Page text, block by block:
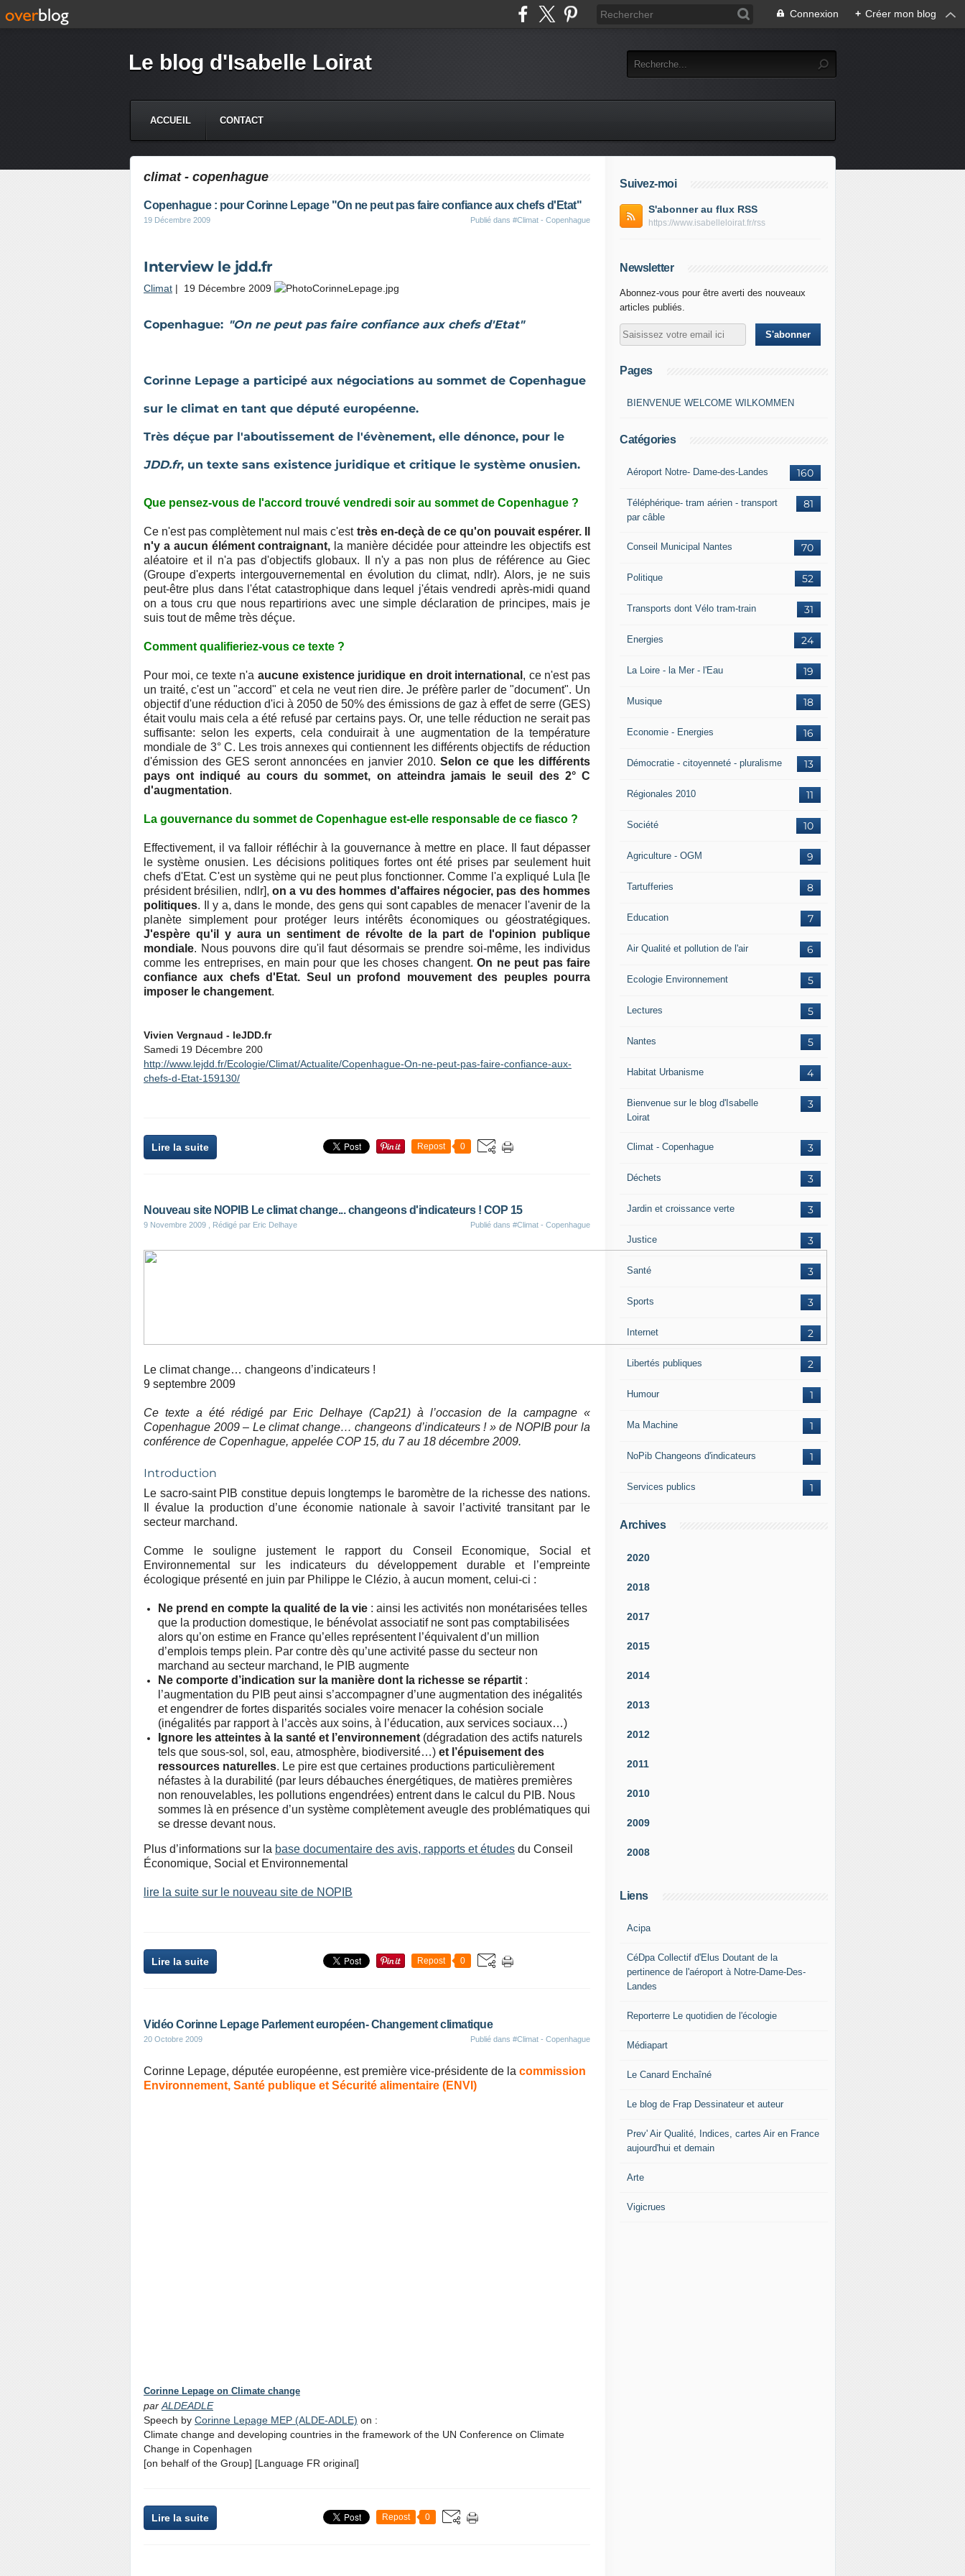
Connexion + Créer mon blog
Le blog d'Isabelle Loirat
ACCUEIL CONTACT
climat - copenhague
Copenhague : pour Corinne Lepage "On ne peut pas faire confiance aux chefs d'Etat"
19 Décembre 2009 Publié dans #Climat - Copenhague
Interview le jdd.fr
Climat | 19 Décembre 2009
Copenhague: "On ne peut pas faire confiance aux chefs d'Etat"
Corinne Lepage a participé aux négociations au sommet de Copenhague
sur le climat en tant que député européenne.
Très déçue par l'aboutissement de l'évènement, elle dénonce, pour le
JDD.fr, un texte sans existence juridique et critique le système onusien.
Que pensez-vous de l'accord trouvé vendredi soir au sommet de Copenhague ?
Ce n'est pas complètement nul mais c'est très en-deçà de ce qu'on pouvait espérer. Il
n'y a aucun élément contraignant, la manière décidée pour atteindre les objectifs est
aléatoire et il n'a pas d'objectifs globaux. Il n'y a pas non plus de référence au Giec
(Groupe d'experts intergouvernemental en évolution du climat, ndlr). Alors, je ne suis
peut-être plus dans l'état catastrophique dans lequel j'étais vendredi après-midi quand
on a tous cru que nous repartirions avec une simple déclaration de principes, mais je
suis tout de même très déçue.
Comment qualifieriez-vous ce texte ?
Pour moi, ce texte n'aaucune existence juridique en droit international , ce n'est pas
un traité, c'est un "accord" et cela ne veut rien dire. Je préfère parler de "document". Un
objectif d'une réduction d'ici à 2050 de 50% des émissions de gaz à effet de serre (GES)
était voulu mais cela a été refusé par certains pays. Or, une telle réduction ne serait pas
suffisante: selon les experts, cela conduirait à une augmentation de la température
mondiale de 3° C. Les trois annexes qui contiennent les différents objectifs de réduction
d'émission des GES seront annoncées en janvier 2010. Selon ce que les différents
pays ont indiqué au cours du sommet, on atteindra jamais le seuil des 2° C
d'augmentation.
La gouvernance du sommet de Copenhague est-elle responsable de ce fiasco ?
Effectivement, il va falloir réfléchir à la gouvernance à mettre en place. Il faut dépasser
le système onusien. Les décisions politiques fortes ont été prises par seulement huit
chefs d'Etat. C'est un système qui ne peut plus fonctionner. Comme l'a expliqué Lula [le
président brésilien, ndlr], on a vu des hommes d'affaires négocier, pas des hommes
politiques. Il y a, dans le monde, des gens qui sont capables de menacer l'avenir de la
planète simplement pour protéger leurs intérêts économiques ou géostratégiques.
J'espère qu'il y aura un sentiment de révolte de la part de l'opinion publique
mondiale. Nous pouvons dire qu'il faut désormais se prendre soi-même, les individus
comme les entreprises, en main pour que les choses changent.On ne peut pas faire
confiance aux chefs d'Etat. Seul un profond mouvement des peuples pourra
imposer le changement.
Vivien Vergnaud - leJDD.fr
Samedi 19 Décembre 200
http://www.lejdd.fr/Ecologie/Climat/Actualite/Copenhague-On-ne-peut-pas-faire-confiance-aux-
chefs-d-Etat-159130/
Lire la suite Repost 0
Nouveau site NOPIB Le climat change... changeons d'indicateurs ! COP 15
9 Novembre 2009 , Rédigé par Eric Delhaye Publié dans #Climat - Copenhague
Le climat change… changeons d’indicateurs !
9 septembre 2009
Ce texte a été rédigé par Eric Delhaye (Cap21) à l’occasion de la campagne «
Copenhague 2009 – Le climat change… changeons d’indicateurs ! » de NOPIB pour la
conférence de Copenhague, appelée COP 15, du 7 au 18 décembre 2009.
Introduction
Le sacro-saint PIB constitue depuis longtemps le baromètre de la richesse des nations.
Il évalue la production d’une économie nationale à savoir l’activité transitant par le
secteur marchand.
Comme le souligne justement le rapport du Conseil Economique, Social et
Environnemental sur les indicateurs du développement durable et l’empreinte
écologique présenté en juin par Philippe le Clézio, à aucun moment, celui-ci :
Ne prend en compte la qualité de la vie : ainsi les activités non monétarisées telles
que la production domestique, le bénévolat associatif ne sont pas comptabilisées
alors qu’on estime en France qu’elles représentent l’équivalent d’un million
d’emplois temps plein. Par contre dès qu’une activité passe du secteur non
marchand au secteur marchand, le PIB augmente
Ne comporte d’indication sur la manière dont la richesse se répartit :
l’augmentation du PIB peut ainsi s’accompagner d’une augmentation des inégalités
et engendrer de fortes disparités sociales voire menacer la cohésion sociale
(inégalités par rapport à l’accès aux soins, à l’éducation, aux services sociaux…)
Ignore les atteintes à la santé et l’environnement (dégradation des actifs naturels
tels que sous-sol, sol, eau, atmosphère, biodiversité…) et l’épuisement des
ressources naturelles. Le pire est que certaines productions particulièrement
néfastes à la durabilité (par leurs débauches énergétiques, de matières premières
non renouvelables, les pollutions engendrées) entrent dans le calcul du PIB. Nous
sommes là en présence d’un système complètement aveugle des problématiques qui
se dresse devant nous.
Plus d’informations sur la base documentaire des avis, rapports et études du Conseil
Économique, Social et Environnemental
lire la suite sur le nouveau site de NOPIB
Lire la suite Repost 0
Vidéo Corinne Lepage Parlement européen- Changement climatique
20 Octobre 2009 Publié dans #Climat - Copenhague
Corinne Lepage, députée européenne, est première vice-présidente de la commission
Environnement, Santé publique et Sécurité alimentaire (ENVI)
Corinne Lepage on Climate change
par ALDEADLE
Speech by Corinne Lepage MEP (ALDE-ADLE) on :
Climate change and developing countries in the framework of the UN Conference on Climate
Change in Copenhagen
[on behalf of the Group] [Language FR original]
Lire la suite Repost 0
Suivez-moi
S'abonner au flux RSS
https://www.isabelleloirat.fr/rss
Newsletter
Abonnez-vous pour être averti des nouveaux
articles publiés.
Pages
BIENVENUE WELCOME WILKOMMEN
Catégories
160
Aéroport Notre- Dame-des-Landes
81
Téléphérique- tram aérien - transport
par câble
70
Conseil Municipal Nantes
52
Politique
31
Transports dont Vélo tram-train
24
Energies
19
La Loire - la Mer - l'Eau
18
Musique
16
Economie - Energies
13
Démocratie - citoyenneté - pluralisme
11
Régionales 2010
10
Société
9
Agriculture - OGM
8
Tartufferies
7
Education
6
Air Qualité et pollution de l'air
5
Ecologie Environnement
5
Lectures
5
Nantes
4
Habitat Urbanisme
3
Bienvenue sur le blog d'Isabelle
Loirat
3
Climat - Copenhague
3
Déchets
3
Jardin et croissance verte
3
Justice
3
Santé
3
Sports
2
Internet
2
Libertés publiques
1
Humour
1
Ma Machine
1
NoPib Changeons d'indicateurs
1
Services publics
Archives
2020
2018
2017
2015
2014
2013
2012
2011
2010
2009
2008
Liens
Acipa
CéDpa Collectif d'Elus Doutant de la
pertinence de l'aéroport à Notre-Dame-Des-
Landes
Reporterre Le quotidien de l'écologie
Médiapart
Le Canard Enchaîné
Le blog de Frap Dessinateur et auteur
Prev' Air Qualité, Indices, cartes Air en France
aujourd'hui et demain
Arte
Vigicrues